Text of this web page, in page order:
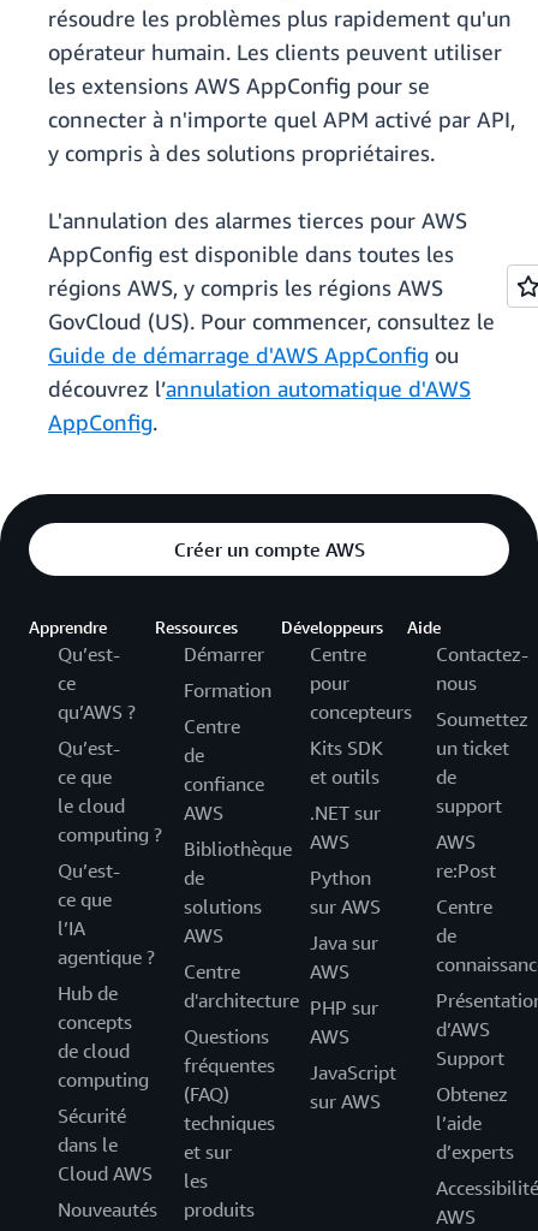
résoudre les problèmes plus rapidement qu'un
opérateur humain. Les clients peuvent utiliser
les extensions AWS AppConfig pour se
connecter à n'importe quel APM activé par API,
y compris à des solutions propriétaires.
L'annulation des alarmes tierces pour AWS
AppConfig est disponible dans toutes les
régions AWS, y compris les régions AWS
GovCloud (US). Pour commencer, consultez le
Guide de démarrage d'AWS AppConfig ou
découvrez l’annulation automatique d'AWS
AppConfig.
Créer un compte AWS
Apprendre
Qu’est-
ce
qu’AWS ?
Qu’est-
ce que
le cloud
computing ?
Qu’est-
ce que
l’IA
agentique ?
Hub de
concepts
de cloud
computing
Sécurité
dans le
Cloud AWS
Nouveautés
Ressources
Démarrer
Formation
Centre
de
confiance
AWS
Bibliothèque
de
solutions
AWS
Centre
d'architecture
Questions
fréquentes
(FAQ)
techniques
et sur
les
produits
Développeurs
Centre
pour
concepteurs
Kits SDK
et outils
.NET sur
AWS
Python
sur AWS
Java sur
AWS
PHP sur
AWS
JavaScript
sur AWS
Aide
Contactez-
nous
Soumettez
un ticket
de
support
AWS
re:Post
Centre
de
d’AWS
Support
Obtenez
l’aide
d’experts
Accessibilité
AWS